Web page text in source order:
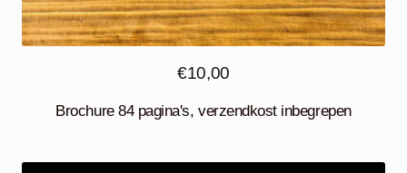
€10,00
Brochure 84 pagina's, verzendkost inbegrepen